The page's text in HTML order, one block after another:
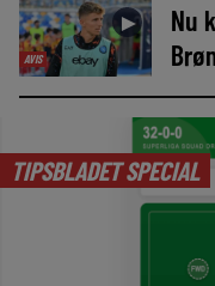
AVIS
►
Nu
TIPSBLADET SPECIAL